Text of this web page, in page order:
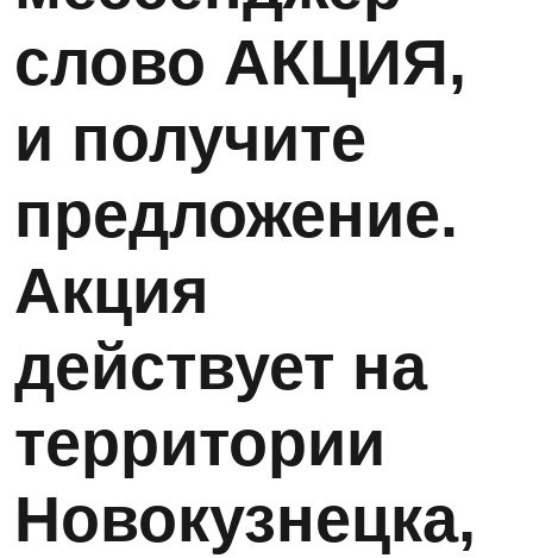
слово АКЦИЯ,
и получите
предложение.
Акция
действует на
территории
Новокузнецка,